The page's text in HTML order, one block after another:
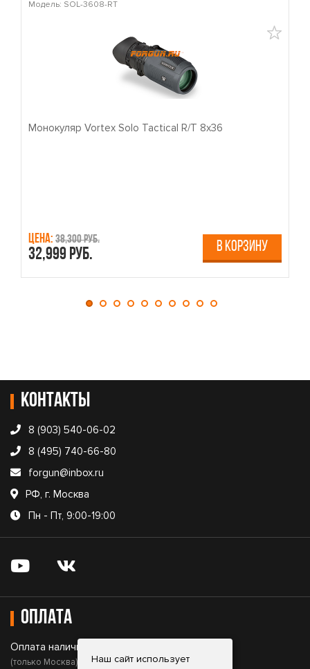
Модель: SOL-3608-RT
Монокуляр Vortex Solo Tactical R/T 8x36
Цена: 38,300 руб.
32,999 руб. В КОРЗИНУ
Контакты
8 (903) 540-06-02
8 (495) 740-66-80
forgun@inbox.ru
РФ, г. Москва
Пн - Пт, 9:00-19:00
Оплата
Оплата наличными;
(только Москва)
Наш сайт использует